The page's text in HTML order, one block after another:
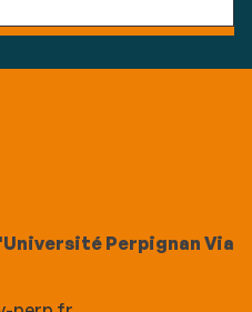
Perpignan Via